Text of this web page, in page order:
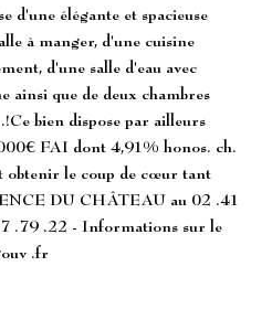
d'une élégante et spacieuse
à manger, d'une cuisine
d'une salle d'eau avec
ainsi que de deux chambres
bien dispose par ailleurs
FAI dont 4,91% honos. ch.
obtenir le coup de cœur tant
DU CHÂTEAU au 02 .41
.79 .22 - Informations sur le
.fr